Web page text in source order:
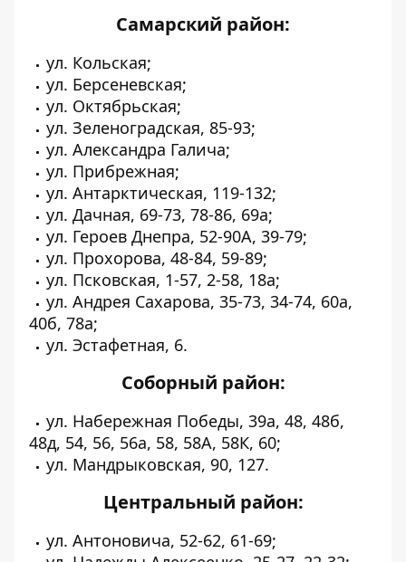
Самарский район:
ул. Кольская;
ул. Берсеневская;
ул. Октябрьская;
ул. Зеленоградская, 85-93;
ул. Александра Галича;
ул. Прибрежная;
ул. Антарктическая, 119-132;
ул. Дачная, 69-73, 78-86, 69а;
ул. Героев Днепра, 52-90А, 39-79;
ул. Прохорова, 48-84, 59-89;
ул. Псковская, 1-57, 2-58, 18а;
ул. Андрея Сахарова, 35-73, 34-74, 60а,
40б, 78а;
ул. Эстафетная, 6.
Соборный район:
ул. Набережная Победы, 39а, 48, 48б,
48д, 54, 56, 56а, 58, 58А, 58К, 60;
ул. Мандрыковская, 90, 127.
Центральный район:
ул. Антоновича, 52-62, 61-69;